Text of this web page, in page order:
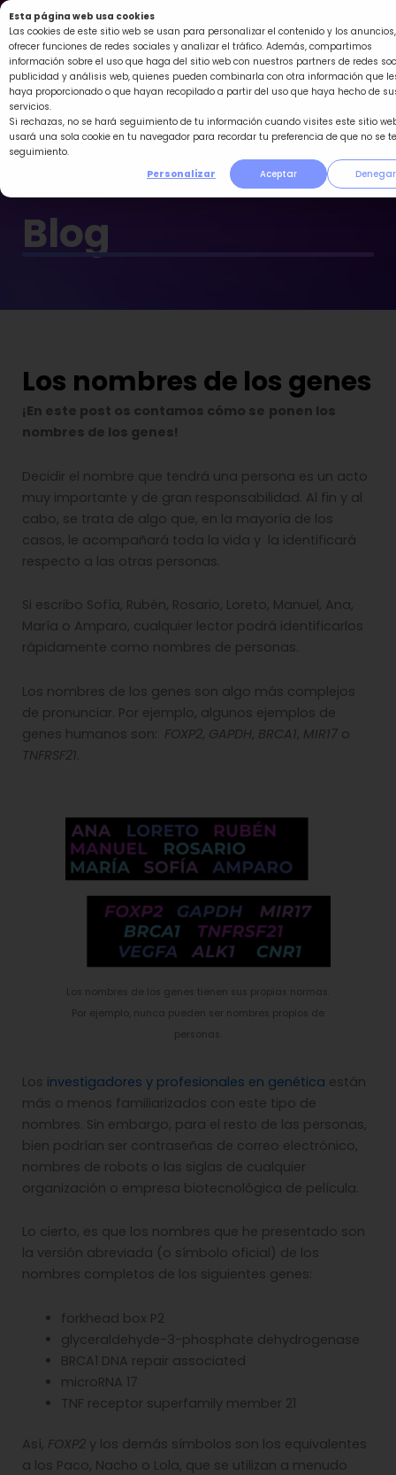
Esta página web usa cookies
Las cookies de este sitio web se usan para personalizar el contenido y los anuncios,
ofrecer funciones de redes sociales y analizar el tráfico. Además, compartimos
información sobre el uso que haga del sitio web con nuestros partners de redes
publicidad y análisis web, quienes pueden combinarla con otra información que
haya proporcionado o que hayan recopilado a partir del uso que haya hecho de
servicios.
Si rechazas, no se hará seguimiento de tu información cuando visites este sitio
usará una sola cookie en tu navegador para recordar tu preferencia de que no se
seguimiento.
Personalizar
Aceptar Denegar
Ir
al
contenido
Blog
Los nombres de los genes
¡En este post os contamos cómo se ponen los
nombres de los genes!
Decidir el nombre que tendrá una persona es un acto
muy importante y de gran responsabilidad. Al fin y al
cabo, se trata de algo que, en la mayoría de los
casos, le acompañará toda la vida y la identificará
respecto a las otras personas.
Si escribo Sofía, Rubén, Rosario, Loreto, Manuel, Ana,
María o Amparo, cualquier lector podrá identificarlos
rápidamente como nombres de personas.
Los nombres de los genes son algo más complejos
de pronunciar. Por ejemplo, algunos ejemplos de
genes humanos son: FOXP2, GAPDH, BRCA1, MIR17 o
TNFRSF21.
Los nombres de los genes tienen sus propias normas.
Por ejemplo, nunca pueden ser nombres propios de
personas.
Los investigadores y profesionales en genética están
más o menos familiarizados con este tipo de
nombres. Sin embargo, para el resto de las personas,
bien podrían ser contraseñas de correo electrónico,
nombres de robots o las siglas de cualquier
organización o empresa biotecnológica de película.
Lo cierto, es que los nombres que he presentado son
la versión abreviada (o símbolo oficial) de los
nombres completos de los siguientes genes:
forkhead box P2
glyceraldehyde-3-phosphate dehydrogenase
BRCA1 DNA repair associated
microRNA 17
TNF receptor superfamily member 21
Así, FOXP2 y los demás símbolos son los equivalentes
a los Paco, Nacho o Lola, que se utilizan a menudo